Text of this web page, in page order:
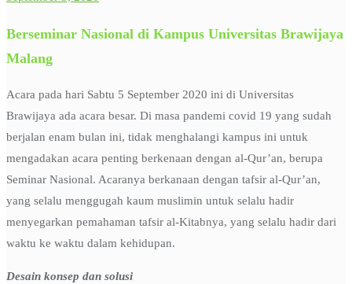
Berseminar Nasional di Kampus Universitas Brawijaya
Malang
Acara pada hari Sabtu 5 September 2020 ini di Universitas
Brawijaya ada acara besar. Di masa pandemi covid 19 yang sudah
berjalan enam bulan ini, tidak menghalangi kampus ini untuk
mengadakan acara penting berkenaan dengan al-Qur’an, berupa
Seminar Nasional. Acaranya berkanaan dengan tafsir al-Qur’an,
yang selalu menggugah kaum muslimin untuk selalu hadir
menyegarkan pemahaman tafsir al-Kitabnya, yang selalu hadir dari
waktu ke waktu dalam kehidupan.
Desain konsep dan solusi